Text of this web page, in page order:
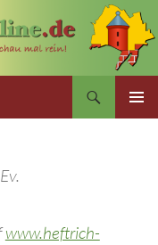
www.heftrich-